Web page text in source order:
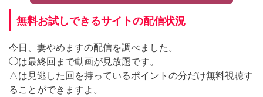
無料お試しできるサイトの配信状況
今日、妻やめますの配信を調べました。
◯は最終回まで動画が見放題です。
△は見逃した回を持っているポイントの分だけ無料視聴す
ることができますよ。